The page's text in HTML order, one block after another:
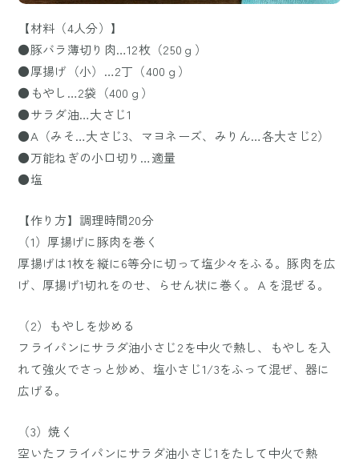
【材料（4人分）】
●豚バラ薄切り肉…12枚（250ｇ）
●厚揚げ（小）…2丁（400ｇ）
●もやし…2袋（400ｇ）
●サラダ油…大さじ1
●A（みそ…大さじ3、マヨネーズ、みりん…各大さじ2）
●万能ねぎの小口切り…適量
●塩
【作り方】調理時間20分
（1）厚揚げに豚肉を巻く
厚揚げは1枚を縦に6等分に切って塩少々をふる。豚肉を広
げ、厚揚げ1切れをのせ、らせん状に巻く。Ａを混ぜる。
（2）もやしを炒める
フライパンにサラダ油小さじ2を中火で熱し、もやしを入
れて強火でさっと炒め、塩小さじ1/3をふって混ぜ、器に
広げる。
（3）焼く
空いたフライパンにサラダ油小さじ1をたして中火で熱